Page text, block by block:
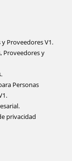
Proveedores V1.
Proveedores y
Personas
privacidad